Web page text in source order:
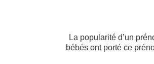
La popularité d’un
bébés ont porté ce
2014
5
2020
5